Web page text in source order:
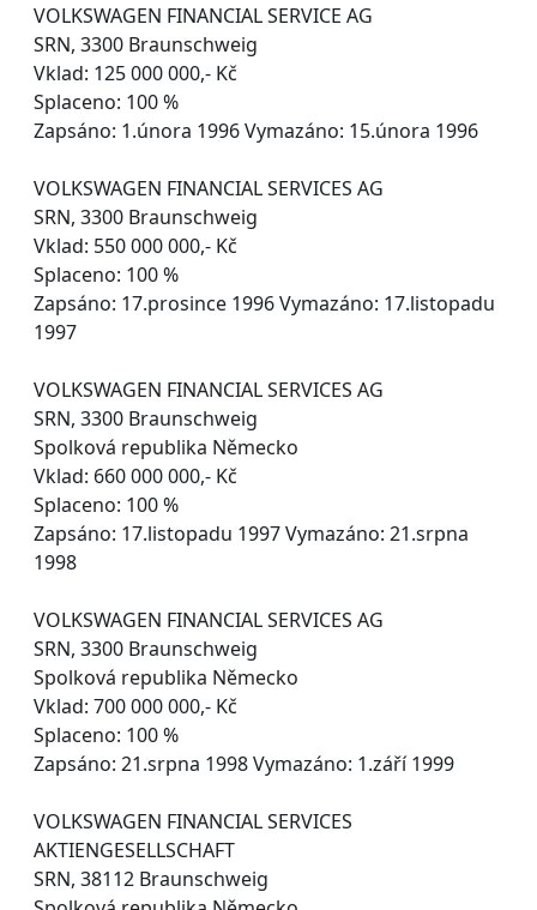
VOLKSWAGEN FINANCIAL SERVICE AG
SRN, 3300 Braunschweig
Vklad: 125 000 000,- Kč
Splaceno: 100 %
Zapsáno: 1.února 1996 Vymazáno: 15.února 1996
VOLKSWAGEN FINANCIAL SERVICES AG
SRN, 3300 Braunschweig
Vklad: 550 000 000,- Kč
Splaceno: 100 %
Zapsáno: 17.prosince 1996 Vymazáno: 17.listopadu
1997
VOLKSWAGEN FINANCIAL SERVICES AG
SRN, 3300 Braunschweig
Spolková republika Německo
Vklad: 660 000 000,- Kč
Splaceno: 100 %
Zapsáno: 17.listopadu 1997 Vymazáno: 21.srpna
1998
VOLKSWAGEN FINANCIAL SERVICES AG
SRN, 3300 Braunschweig
Spolková republika Německo
Vklad: 700 000 000,- Kč
Splaceno: 100 %
Zapsáno: 21.srpna 1998 Vymazáno: 1.září 1999
VOLKSWAGEN FINANCIAL SERVICES
AKTIENGESELLSCHAFT
SRN, 38112 Braunschweig